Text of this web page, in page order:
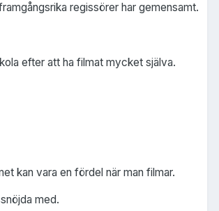
regissörer har gemensamt.
efter att ha filmat mycket själva.
kan vara en fördel när man filmar.
med.